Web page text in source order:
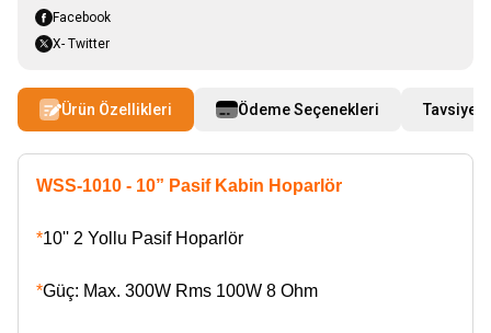
Facebook
X- Twitter
Ürün Özellikleri Ödeme Seçenekleri Tavsiye
WSS-1010 - 10” Pasif Kabin Hoparlör
*10'' 2 Yollu Pasif Hoparlör
*Güç: Max. 300W Rms 100W 8 Ohm